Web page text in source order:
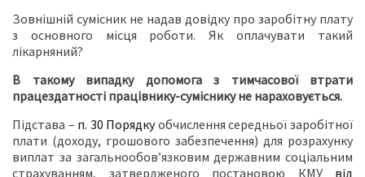
Зовнішній сумісник не надав довідку про заробітну плату
з основного місця роботи. Як оплачувати такий
лікарняний?
В такому випадку допомога з тимчасової втрати
працездатності працівнику-суміснику не нараховується.
Підстава – п. 30 Порядкуобчислення середньої заробітної
плати (доходу, грошового забезпечення) для розрахунку
виплат за загальнообов’язковим державним соціальним
страхуванням, затвердженого постановою КМУ від